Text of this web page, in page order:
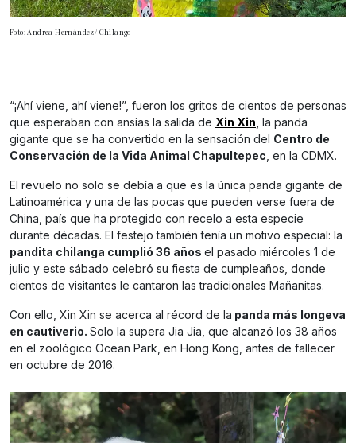
Foto: Andrea Hernández/ Chilango
“¡Ahí viene, ahí viene!”, fueron los gritos de cientos de personas
que esperaban con ansias la salida de Xin Xin, la panda
gigante que se ha convertido en la sensación del Centro de
Conservación de la Vida Animal Chapultepec, en la CDMX.
El revuelo no solo se debía a que es la única panda gigante de
Latinoamérica y una de las pocas que pueden verse fuera de
China, país que ha protegido con recelo a esta especie
durante décadas. El festejo también tenía un motivo especial: la
pandita chilanga cumplió 36 años el pasado miércoles 1 de
julio y este sábado celebró su fiesta de cumpleaños, donde
cientos de visitantes le cantaron las tradicionales Mañanitas.
Con ello, Xin Xin se acerca al récord de la panda más longeva
en cautiverio. Solo la supera Jia Jia, que alcanzó los 38 años
en el zoológico Ocean Park, en Hong Kong, antes de fallecer
en octubre de 2016.